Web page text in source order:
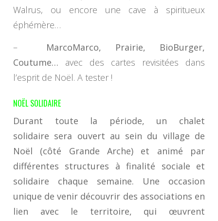
Walrus, ou encore une cave à spiritueux
éphémère…
–
MarcoMarco, Prairie, BioBurger,
Coutume… avec des cartes revisitées dans
l’esprit de Noël. A tester !
NOËL SOLIDAIRE
Durant toute la période, un chalet
solidaire sera ouvert au sein du village de
Noël (côté Grande Arche) et animé par
différentes structures à finalité sociale et
solidaire chaque semaine. Une occasion
unique de venir découvrir des associations en
lien avec le territoire, qui œuvrent